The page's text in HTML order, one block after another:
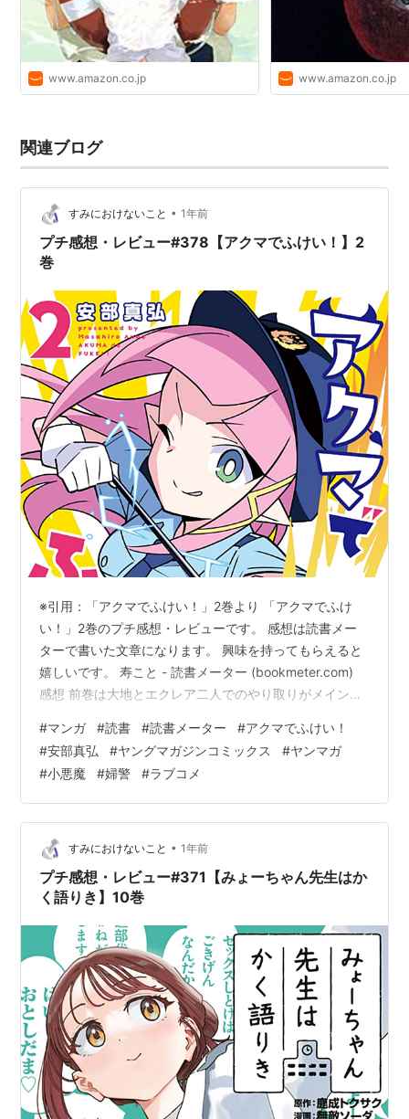
www.amazon.co.jp www.amazon.co.jp
関連ブログ
すみにおけないこと • 1年前
プチ感想・レビュー#378【アクマでふけい！】2
巻
※引用：「アクマでふけい！」2巻より 「アクマでふけ
い！」2巻のプチ感想・レビューです。 感想は読書メー
ターで書いた文章になります。 興味を持ってもらえると
嬉しいです。 寿こと - 読書メーター (bookmeter.com)
感想 前巻は大地とエクレア二人でのやり取りがメインで
んやふし研よりも年齢層が高いのでまた違った可愛さが
あって大変良き。 エクレアも大地以外との会話が増えた
分、可哀想な目にあうバリエーションも増えて可愛い。
さすがにあの縛られ方はちょっと同情しますが。 下着泥
棒事件のお姉さんや大地の妹も可愛いのですが、乱鬼先
生……大変良…
#マンガ #読書 #読書メーター #アクマでふけい！
#安部真弘 #ヤングマガジンコミックス #ヤンマガ
#小悪魔 #婦警 #ラブコメ
すみにおけないこと • 1年前
プチ感想・レビュー#371【みょーちゃん先生はか
く語りき】10巻